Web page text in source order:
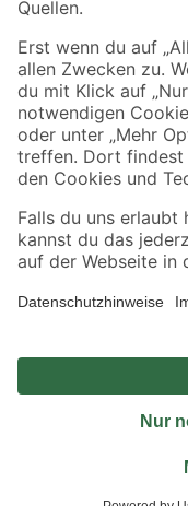
Sicher einkaufen
Jetzt die toom-App
Alle Preisangaben in EUR inkl.
Umständen nicht in allen Märkten
Produkte nur solange der Vorrat
*Paketversand ab 59 €
Nutzungsbedingungen
© 2026 toom Baumarkt